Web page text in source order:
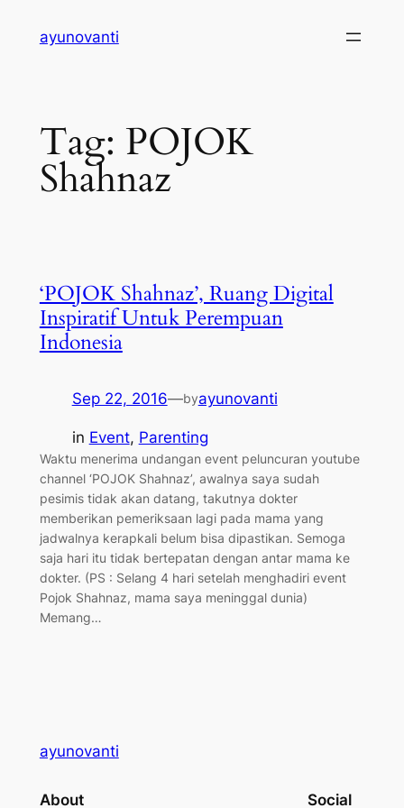
ayunovanti
Tag: POJOK
Shahnaz
‘POJOK Shahnaz’, Ruang Digital
Inspiratif Untuk Perempuan
Indonesia
Sep 22, 2016—byayunovanti
in Event, Parenting
Waktu menerima undangan event peluncuran youtube
channel ‘POJOK Shahnaz’, awalnya saya sudah
pesimis tidak akan datang, takutnya dokter
memberikan pemeriksaan lagi pada mama yang
jadwalnya kerapkali belum bisa dipastikan. Semoga
saja hari itu tidak bertepatan dengan antar mama ke
dokter. (PS : Selang 4 hari setelah menghadiri event
Pojok Shahnaz, mama saya meninggal dunia)
Memang…
ayunovanti
About Social